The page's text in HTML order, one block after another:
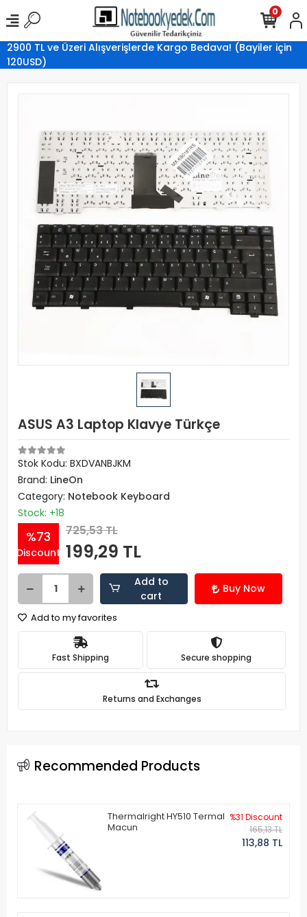
2900 TL ve Üzeri Alışverişlerde Kargo Bedava! (Bayiler için
120USD)
0
ASUS A3 Laptop Klavye Türkçe
Stok Kodu: BXDVANBJKM
Brand: LineOn
Category: Notebook Keyboard
Stock: +18
%73
Discount
725,53 TL
199,29 TL
Add to
cart
Buy Now
Add to my favorites
Fast Shipping Secure shopping
Returns and Exchanges
Recommended Products
Thermalright HY510 Termal
Macun
%31 Discount
165,13 TL
113,88 TL